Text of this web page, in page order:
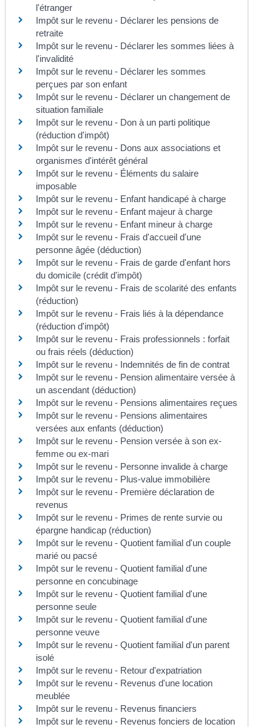
l'étranger
Impôt sur le revenu - Déclarer les pensions de
retraite
Impôt sur le revenu - Déclarer les sommes liées à
l'invalidité
Impôt sur le revenu - Déclarer les sommes
perçues par son enfant
Impôt sur le revenu - Déclarer un changement de
situation familiale
Impôt sur le revenu - Don à un parti politique
(réduction d'impôt)
Impôt sur le revenu - Dons aux associations et
organismes d'intérêt général
Impôt sur le revenu - Éléments du salaire
imposable
Impôt sur le revenu - Enfant handicapé à charge
Impôt sur le revenu - Enfant majeur à charge
Impôt sur le revenu - Enfant mineur à charge
Impôt sur le revenu - Frais d'accueil d'une
personne âgée (déduction)
Impôt sur le revenu - Frais de garde d'enfant hors
du domicile (crédit d'impôt)
Impôt sur le revenu - Frais de scolarité des enfants
(réduction)
Impôt sur le revenu - Frais liés à la dépendance
(réduction d'impôt)
Impôt sur le revenu - Frais professionnels : forfait
ou frais réels (déduction)
Impôt sur le revenu - Indemnités de fin de contrat
Impôt sur le revenu - Pension alimentaire versée à
un ascendant (déduction)
Impôt sur le revenu - Pensions alimentaires reçues
Impôt sur le revenu - Pensions alimentaires
versées aux enfants (déduction)
Impôt sur le revenu - Pension versée à son ex-
femme ou ex-mari
Impôt sur le revenu - Personne invalide à charge
Impôt sur le revenu - Plus-value immobilière
Impôt sur le revenu - Première déclaration de
revenus
Impôt sur le revenu - Primes de rente survie ou
épargne handicap (réduction)
Impôt sur le revenu - Quotient familial d'un couple
marié ou pacsé
Impôt sur le revenu - Quotient familial d'une
personne en concubinage
Impôt sur le revenu - Quotient familial d'une
personne seule
Impôt sur le revenu - Quotient familial d'une
personne veuve
Impôt sur le revenu - Quotient familial d'un parent
isolé
Impôt sur le revenu - Retour d'expatriation
Impôt sur le revenu - Revenus d'une location
meublée
Impôt sur le revenu - Revenus financiers
Impôt sur le revenu - Revenus fonciers de location